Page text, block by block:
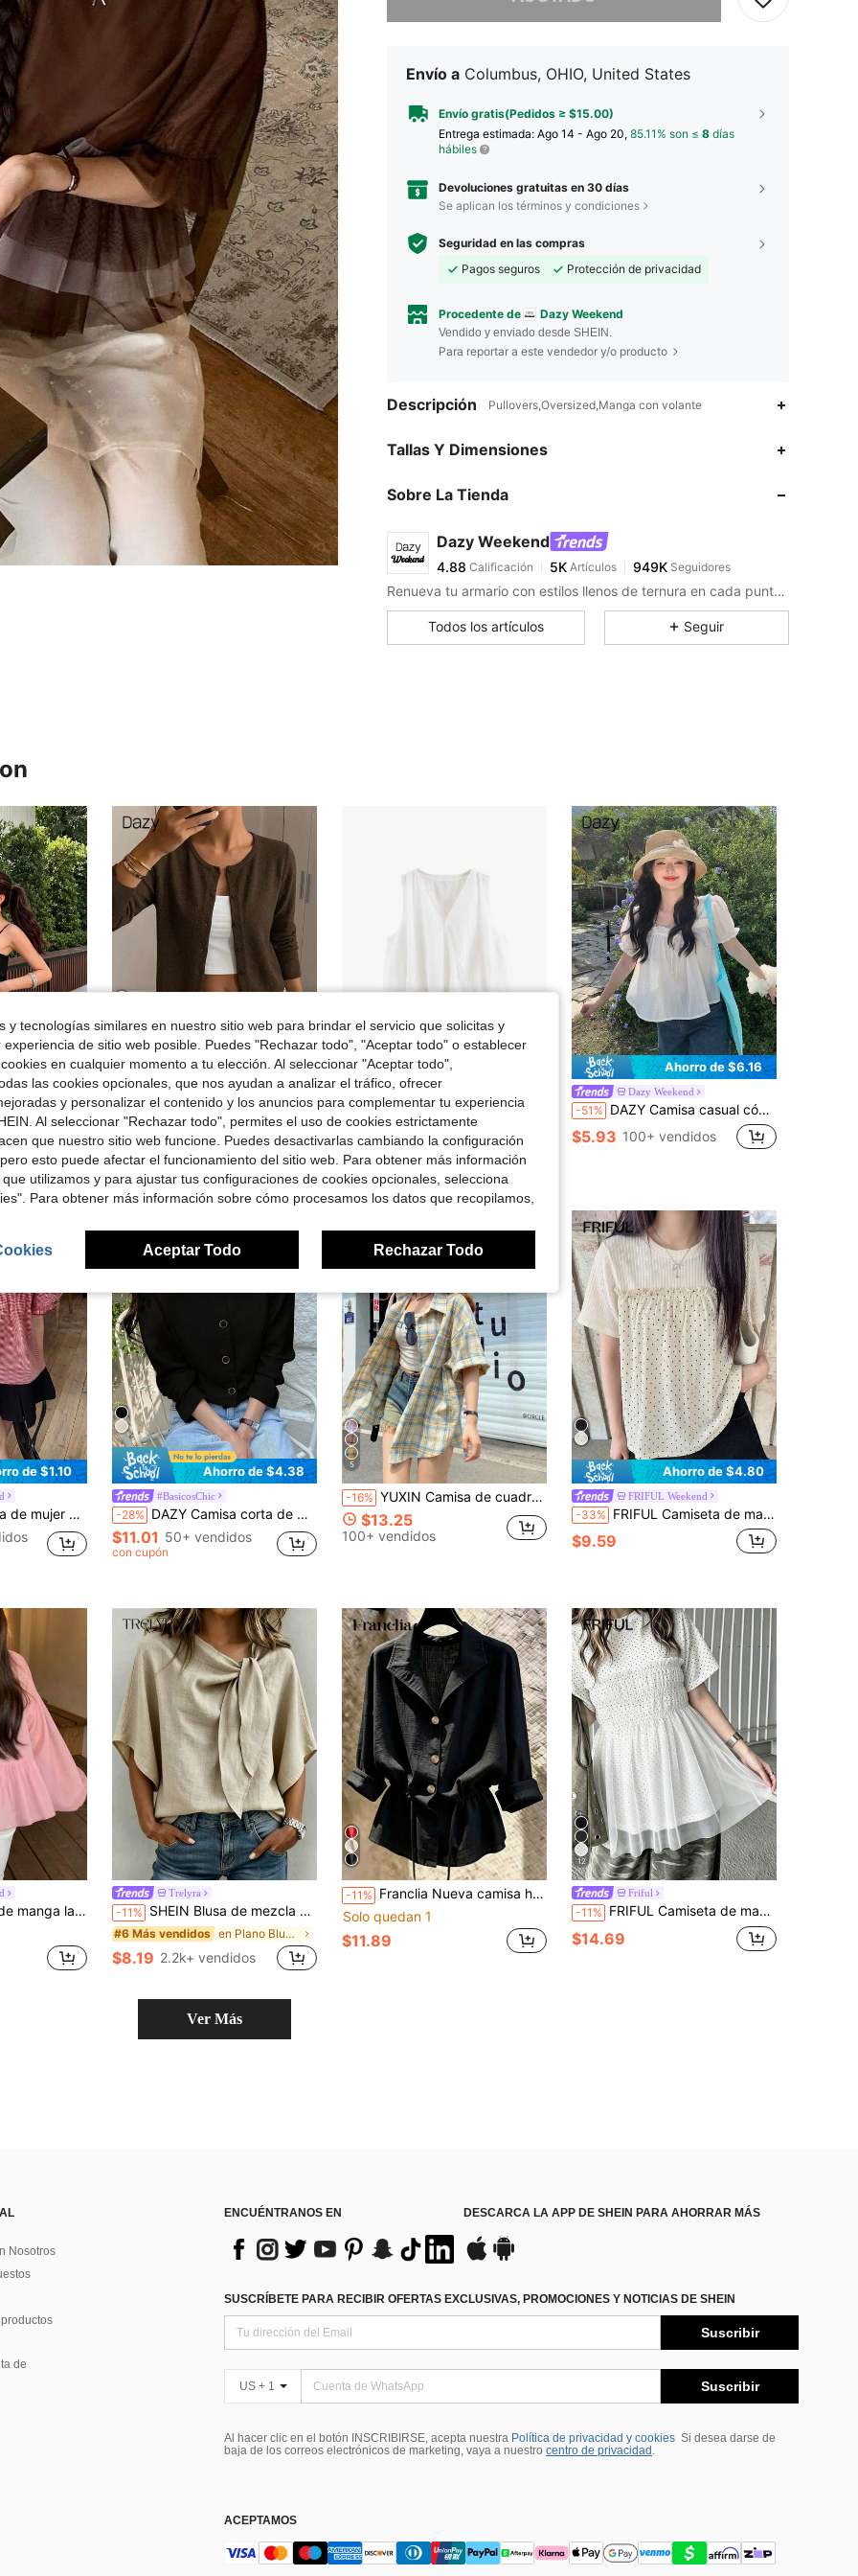
Envío a Columbus, OHIO, United States
Envío gratis(Pedidos ≥ $15.00)
Entrega estimada: Ago 14 - Ago 20, 85.11% son ≤ 8 días
hábiles
Devoluciones gratuitas en 30 días
Se aplican los términos y condiciones
Seguridad en las compras
Pagos seguros
Protección de privacidad
Procedente de Dazy Weekend
Vendido y enviado desde SHEIN.
Para reportar a este vendedor y/o producto
Descripción Pullovers,Oversized,Manga con volante
Tallas Y Dimensiones
Sobre La Tienda
Dazy Weekend
4.88
4.88 Calificación 5KArtículos
w***2pagó Hace 1 día
4.88 5K 949K
949K
4.88 949K
949K
Renueva tu armario con estilos llenos de ternura en cada puntada.
Todos los artículos Seguir
de $1.56
casual con abertura lateral atractiva en color caqui y negro, para ella
Ahorro de $3.20
Dazy Weekend
-29% DAZY Camiseta casual de mujer de unicolor con cuello redondo y botones delanteros, ropa de otoño con estilo universitario, blusas de manga larga para mujer
¡Casi agotado!
(1000+)
¡Casi agotado!
(1000+)
¡Casi agotado!
(1000+)
¡Casi agotado!
(1000+)
$7.99 800+ vendidos
con cupón
Ahorro de $32.05
-49% Oferta Especial de Verano: Blusa Corta Elegante y de Moda con Cuello en V sin Mangas para Mujeres, Ropa de Verano para Damas
$34.03
Envío gratis
Ahorro de $6.16
Dazy Weekend
-51% DAZY Camisa casual cómoda de unicolor para vacaciones, tops lindos para mujer
$5.93 100+ vendidos
de $1.10
estampado integral, para verano y escuela
Ahorro de $4.38
#BasicosChic
-28% DAZY Camisa corta de mujer de manga larga con cuello cuadrado, unicolor, casual de negocios ajustada. Blusa de manga larga para el verano.
$11.01 50+ vendidos
con cupón
5
-16% YUXIN Camisa de cuadros de manga corta con diseño retro americano de nicho para mujer, prenda exterior delgada de protección solar de verano, blusa holgada versátil para petite y desplazamientos
$13.25
100+ vendidos
Ahorro de $4.80
FRIFUL Weekend
-33% FRIFUL Camiseta de manga corta para mujer con lunares y bloques de color, plisada, casual, versátil para uso diario y salidas de verano
$9.59
fresca y femenina para vacaciones de verano
Trelyra
-11% SHEIN Blusa de mezcla de lino con cuello en V anudado y mangas de murciélago, top de estilo cottagecore campestre, camisa casual de negocios para el trayecto diario, Halloween, festival, playa y uso diario
#6 Más vendidos en Plano Blusas De Mujer
$8.19 2.2k+ vendidos
-11% Franclia Nueva camisa holgada casual con cordón y manga larga para mujer, efecto estilizante
Solo quedan 1
$11.89
12
Friful
-11% FRIFUL Camiseta de manga corta con estampado de lunares y patchwork de malla, estilo francés para mujer
$14.69
Ver Más
Nosotros
de
ENCUÉNTRANOS EN DESCARCA LA APP DE SHEIN PARA AHORRAR MÁS
SUSCRÍBETE PARA RECIBIR OFERTAS EXCLUSIVAS, PROMOCIONES Y NOTICIAS DE SHEIN
Suscribir
US + 1 Suscribir
Al hacer clic en el botón INSCRIBIRSE, acepta nuestra Política de privacidad y cookies Si desea darse de
baja de los correos electrónicos de marketing, vaya a nuestro centro de privacidad .
ACEPTAMOS
y tecnologías similares en nuestro sitio web para brindar el servicio que solicitas y
de sitio web posible. Puedes "Rechazar todo", "Aceptar todo" o establecer
en cualquier momento a tu elección. Al seleccionar "Aceptar todo",
las cookies opcionales, que nos ayudan a analizar el tráfico, ofrecer
y personalizar el contenido y los anuncios para complementar tu experiencia
Al seleccionar "Rechazar todo", permites el uso de cookies estrictamente
que nuestro sitio web funcione. Puedes desactivarlas cambiando la configuración
esto puede afectar el funcionamiento del sitio web. Para obtener más información
utilizamos y para ajustar tus configuraciones de cookies opcionales, selecciona
Para obtener más información sobre cómo procesamos los datos que recopilamos,
Aceptar Todo Rechazar Todo